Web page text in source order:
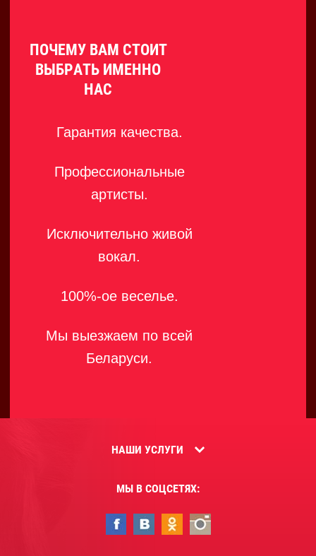
ПОЧЕМУ ВАМ СТОИТ
ВЫБРАТЬ ИМЕННО
НАС
Гарантия качества.
Профессиональные
артисты.
Исключительно живой
вокал.
100%-ое веселье.
Мы выезжаем по всей
Беларуси.
НАШИ УСЛУГИ
МЫ В СОЦСЕТЯХ: